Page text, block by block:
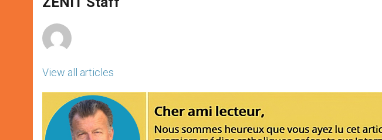
p e k
View all articles